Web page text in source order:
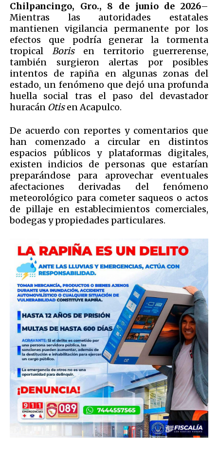
Chilpancingo, Gro., 8 de junio de 2026–
Mientras las autoridades estatales
mantienen vigilancia permanente por los
efectos que podría generar la tormenta
tropical Boris en territorio guerrerense,
también surgieron alertas por posibles
intentos de rapiña en algunas zonas del
estado, un fenómeno que dejó una profunda
huella social tras el paso del devastador
huracán Otisen Acapulco.
De acuerdo con reportes y comentarios que
han comenzado a circular en distintos
espacios públicos y plataformas digitales,
existen indicios de personas que estarían
preparándose para aprovechar eventuales
afectaciones derivadas del fenómeno
meteorológico para cometer saqueos o actos
de pillaje en establecimientos comerciales,
bodegas y propiedades particulares.